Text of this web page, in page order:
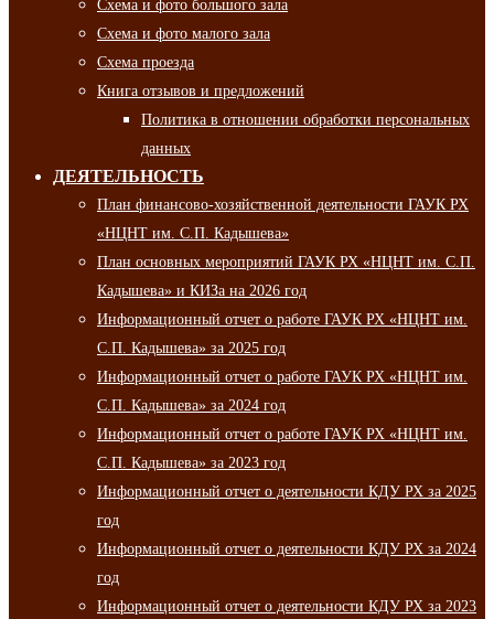
Схема и фото большого зала
Схема и фото малого зала
Схема проезда
Книга отзывов и предложений
Политика в отношении обработки персональных
данных
ДЕЯТЕЛЬНОСТЬ
План финансово-хозяйственной деятельности ГАУК РХ
«НЦНТ им. С.П. Кадышева»
План основных мероприятий ГАУК РХ «НЦНТ им. С.П.
Кадышева» и КИЗа на 2026 год
Информационный отчет о работе ГАУК РХ «НЦНТ им.
С.П. Кадышева» за 2025 год
Информационный отчет о работе ГАУК РХ «НЦНТ им.
С.П. Кадышева» за 2024 год
Информационный отчет о работе ГАУК РХ «НЦНТ им.
С.П. Кадышева» за 2023 год
Информационный отчет о деятельности КДУ РХ за 2025
год
Информационный отчет о деятельности КДУ РХ за 2024
год
Информационный отчет о деятельности КДУ РХ за 2023